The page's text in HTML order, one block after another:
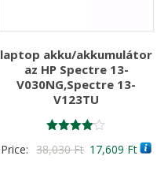
laptop akku/akkumulátor
az HP Spectre 13-
V030NG,Spectre 13-
V123TU
4.00
Price: 38,030Ft Original
17,609 Ft